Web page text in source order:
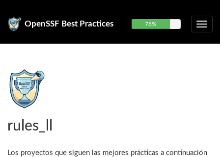
OpenSSF Best Practices 78%
rules_ll
Los proyectos que siguen las mejores prácticas a continuación